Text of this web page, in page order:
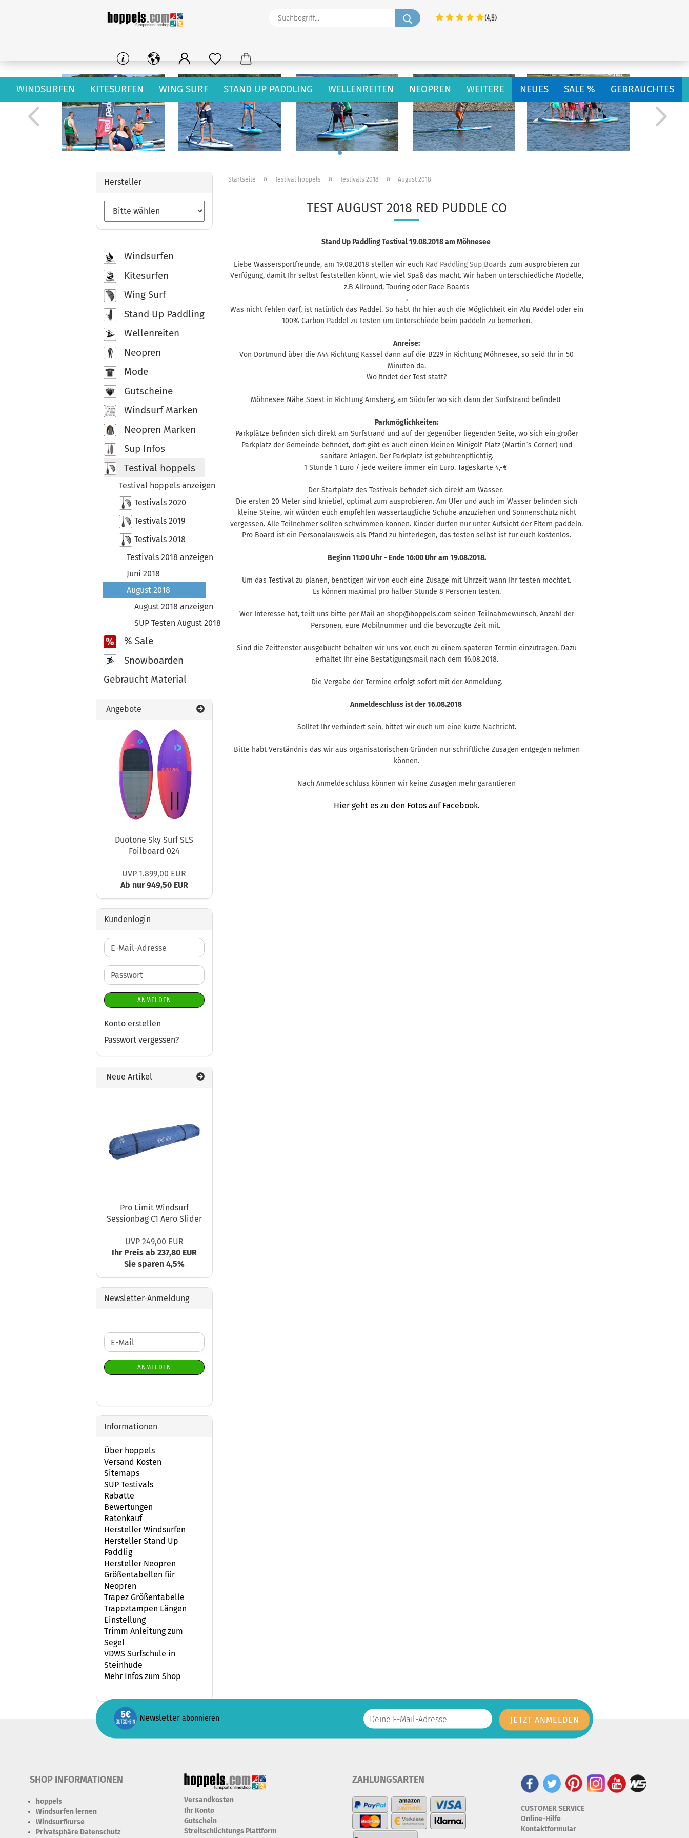
Suchbegriff...
WINDSURFEN KITESURFEN WING SURF STAND UP PADDLING WELLENREITEN NEOPREN NEUES SALE % GEBRAUCHTES
WEITERE
Startseite » Testival hoppels » Testivals 2018 » August 2018
TEST AUGUST 2018 RED PUDDLE CO
Stand Up Paddling Testival 19.08.2018 am Möhnesee
Liebe Wassersportfreunde, am 19.08.2018 stellen wir euch Rad Paddling Sup Boards zum ausprobieren zur
Verfügung, damit Ihr selbst feststellen könnt, wie viel Spaß das macht. Wir haben unterschiedliche Modelle,
z.B Allround, Touring oder Race Boards
.
Was nicht fehlen darf, ist natürlich das Paddel. So habt Ihr hier auch die Möglichkeit ein Alu Paddel oder ein
100% Carbon Paddel zu testen um Unterschiede beim paddeln zu bemerken.
Anreise:
Von Dortmund über die A44 Richtung Kassel dann auf die B229 in Richtung Möhnesee, so seid Ihr in 50
Minuten da.
Wo findet der Test statt?
Möhnesee Nähe Soest in Richtung Arnsberg, am Südufer wo sich dann der Surfstrand befindet!
Parkmöglichkeiten:
Parkplätze befinden sich direkt am Surfstrand und auf der gegenüber liegenden Seite, wo sich ein großer
Parkplatz der Gemeinde befindet, dort gibt es auch einen kleinen Minigolf Platz (Martin`s Corner) und
sanitäre Anlagen. Der Parkplatz ist gebührenpflichtig.
1 Stunde 1 Euro / jede weitere immer ein Euro. Tageskarte 4,-€
Der Startplatz des Testivals befindet sich direkt am Wasser.
Die ersten 20 Meter sind knietief, optimal zum ausprobieren. Am Ufer und auch im Wasser befinden sich
kleine Steine, wir würden euch empfehlen wassertaugliche Schuhe anzuziehen und Sonnenschutz nicht
vergessen. Alle Teilnehmer sollten schwimmen können. Kinder dürfen nur unter Aufsicht der Eltern paddeln.
Pro Board ist ein Personalausweis als Pfand zu hinterlegen, das testen selbst ist für euch kostenlos.
Beginn 11:00 Uhr - Ende 16:00 Uhr am 19.08.2018.
Um das Testival zu planen, benötigen wir von euch eine Zusage mit Uhrzeit wann Ihr testen möchtet.
Es können maximal pro halber Stunde 8 Personen testen.
Wer Interesse hat, teilt uns bitte per Mail an shop@hoppels.com seinen Teilnahmewunsch, Anzahl der
Personen, eure Mobilnummer und die bevorzugte Zeit mit.
Sind die Zeitfenster ausgebucht behalten wir uns vor, euch zu einem späteren Termin einzutragen. Dazu
erhaltet Ihr eine Bestätigungsmail nach dem 16.08.2018.
Die Vergabe der Termine erfolgt sofort mit der Anmeldung.
Anmeldeschluss ist der 16.08.2018
Solltet Ihr verhindert sein, bittet wir euch um eine kurze Nachricht.
Bitte habt Verständnis das wir aus organisatorischen Gründen nur schriftliche Zusagen entgegen nehmen
können.
Nach Anmeldeschluss können wir keine Zusagen mehr garantieren
Hier geht es zu den Fotos auf Facebook.
Hersteller
Windsurfen
Kitesurfen
Wing Surf
Stand Up Paddling
Wellenreiten
Neopren
Mode
Gutscheine
Windsurf Marken
Neopren Marken
Sup Infos
Testival hoppels
Testival hoppels anzeigen
Testivals 2020
Testivals 2019
Testivals 2018
Testivals 2018 anzeigen
Juni 2018
August 2018
August 2018 anzeigen
SUP Testen August 2018
% Sale
Snowboarden
Gebraucht Material
Angebote
Duotone Sky Surf SLS
Foilboard 024
UVP 1.899,00 EUR
Ab nur 949,50 EUR
Kundenlogin
E-
Mail-
Adresse
Passwort
ANMELDEN
Konto erstellen
Passwort vergessen?
Neue Artikel
Pro Limit Windsurf
Sessionbag C1 Aero Slider
UVP 249,00 EUR
Ihr Preis ab 237,80 EUR
Sie sparen 4,5%
Newsletter-Anmeldung
WEITER
ZUR
NEWSLETTER-
ANMELDUNG
E-
Mail
ANMELDEN
Informationen
Über hoppels
Versand Kosten
Sitemaps
SUP Testivals
Rabatte
Bewertungen
Ratenkauf
Hersteller Windsurfen
Hersteller Stand Up
Paddlig
Hersteller Neopren
Größentabellen für
Neopren
Trapez Größentabelle
Trapeztampen Längen
Einstellung
Trimm Anleitung zum
Segel
VDWS Surfschule in
Steinhude
Mehr Infos zum Shop
Newsletter abonnieren
SHOP INFORMATIONEN
hoppels
Windsurfen lernen
Windsurfkurse
Privatsphäre Datenschutz
Versandkosten
Ihr Konto
Gutschein
Streitschlichtungs Plattform
ZAHLUNGSARTEN
CUSTOMER SERVICE
Online-Hilfe
Kontaktformular